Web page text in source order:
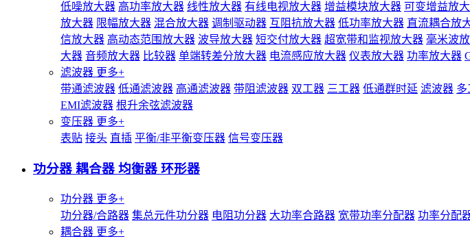
低噪放大器 高功率放大器 线性放大器 有线电视放大器 增益模块放大器 可变增益放
放大器 限幅放大器 混合放大器 调制驱动器 互阻抗放大器 低功率放大器 直流耦合放
信放大器 高动态范围放大器 波导放大器 短交付放大器 超宽带和监视放大器 毫米波
大器 音频放大器 比较器 单端转差分放大器 电流感应放大器 仪表放大器 功率放大器
滤波器 更多+
带通滤波器 低通滤波器 高通滤波器 带阻滤波器 双工器 三工器 低通群时延 滤波器 多
EMI滤波器 根升余弦滤波器
变压器 更多+
表贴 接头 直插 平衡/非平衡变压器 信号变压器
功分器 耦合器 均衡器 环形器
功分器 更多+
功分器/合路器 集总元件功分器 电阻功分器 大功率合路器 宽带功率分配器 功率分配
耦合器 更多+